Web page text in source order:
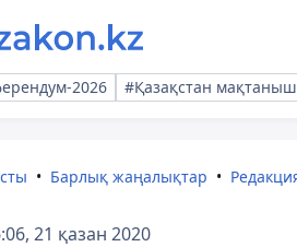
2026 #Қазақстан
Барлық жаңалықтар
21 қазан 2020